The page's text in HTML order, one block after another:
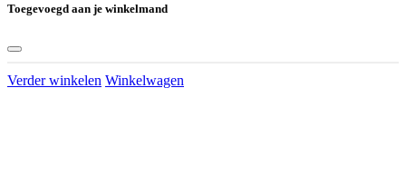
Toegevoegd aan je winkelmand
Verder winkelen Winkelwagen